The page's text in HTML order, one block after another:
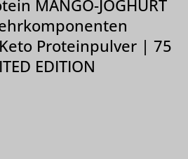
MANGO-JOGHURT
Proteinpulver | 75
EDITION